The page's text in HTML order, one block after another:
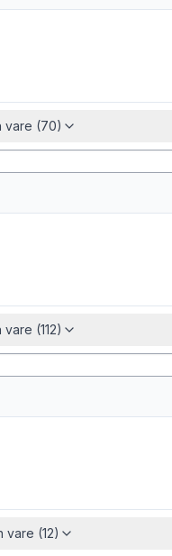
vare (70)
(112)
vare (12)